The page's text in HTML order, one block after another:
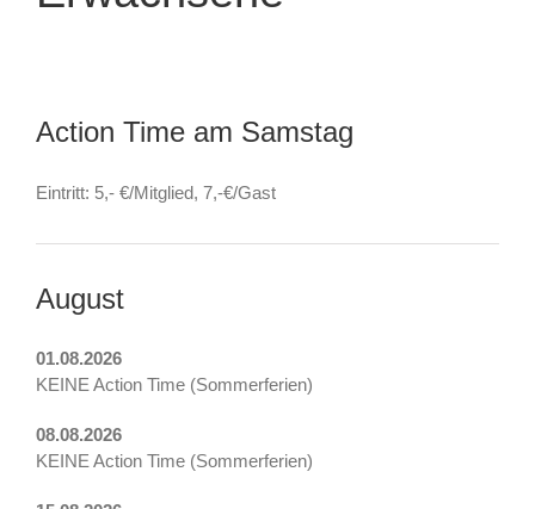
Action Time am Samstag
Eintritt: 5,- €/Mitglied, 7,-€/Gast
August
01.08.2026
KEINE Action Time (Sommerferien)
08.08.2026
KEINE Action Time (Sommerferien)